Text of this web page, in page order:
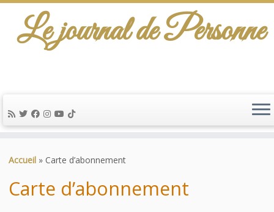
au
Le journal de Personne
Accueil » Carte d’abonnement
Carte d’abonnement